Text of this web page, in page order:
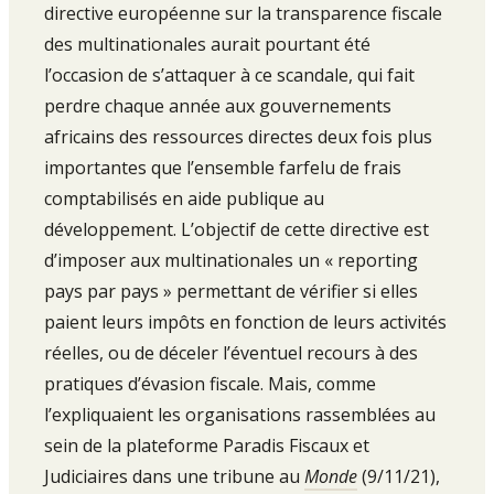
directive européenne sur la transparence fiscale
des multinationales aurait pourtant été
l’occasion de s’attaquer à ce scandale, qui fait
perdre chaque année aux gouvernements
africains des ressources directes deux fois plus
importantes que l’ensemble farfelu de frais
comptabilisés en aide publique au
développement. L’objectif de cette directive est
d’imposer aux multinationales un « reporting
pays par pays » permettant de vérifier si elles
paient leurs impôts en fonction de leurs activités
réelles, ou de déceler l’éventuel recours à des
pratiques d’évasion fiscale. Mais, comme
l’expliquaient les organisations rassemblées au
sein de la plateforme Paradis Fiscaux et
Judiciaires dans une tribune au Monde(9/11/21),